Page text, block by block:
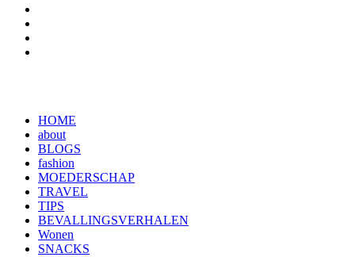
HOME
about
BLOGS
fashion
MOEDERSCHAP
TRAVEL
TIPS
BEVALLINGSVERHALEN
Wonen
SNACKS